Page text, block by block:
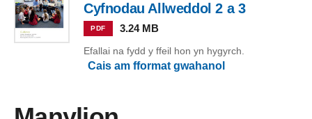
Cyfnodau Allweddol 2 a 3
PDF 3.24 MB
Efallai na fydd y ffeil hon yn hygyrch.
Cais am fformat gwahanol